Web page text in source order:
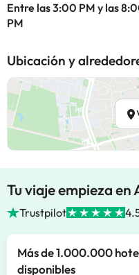
Entre las 3:00 PM y las
PM
Ubicación y
Tu viaje empieza en
Trustpilot
Más de 1.000.000
disponibles